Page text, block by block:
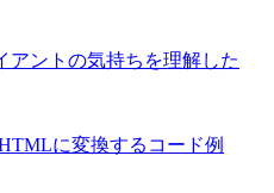
アントの気持ちを理解した
に変換するコード例